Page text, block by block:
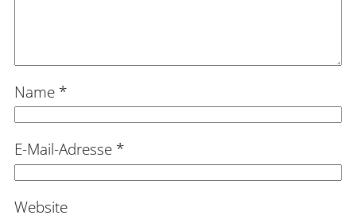
Name *
E-Mail-Adresse *
Website